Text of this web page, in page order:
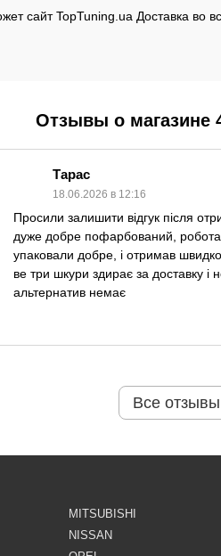
сайт TopTuning.ua Доставка во
Отзывы о магазине
Тарас
18.06.2026 в 12:16
Просили залишити відгук після
дуже добре пофарбований,
упаковали добре, і отримав
ве три шкури здирає за доставку і
альтернатив немає
Все отзывы
MITSUBISHI
NISSAN